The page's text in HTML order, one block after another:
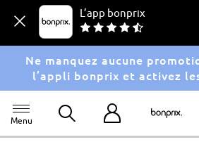
L’app bonprix
Ne manquez aucune
l’appli bonprix et activez
Menu